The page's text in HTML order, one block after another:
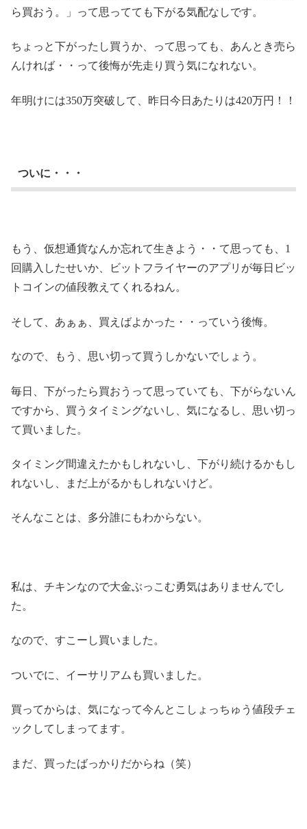
ら買おう。」って思ってても下がる気配なしです。
ちょっと下がったし買うか、って思っても、あんとき売ら
んければ・・って後悔が先走り買う気になれない。
年明けには350万突破して、昨日今日あたりは420万円！！
ついに・・・
もう、仮想通貨なんか忘れて生きよう・・て思っても、1
回購入したせいか、ビットフライヤーのアプリが毎日ビッ
トコインの値段教えてくれるねん。
そして、あぁぁ、買えばよかった・・っていう後悔。
なので、もう、思い切って買うしかないでしょう。
毎日、下がったら買おうって思っていても、下がらないん
ですから、買うタイミングないし、気になるし、思い切っ
て買いました。
タイミング間違えたかもしれないし、下がり続けるかもし
れないし、まだ上がるかもしれないけど。
そんなことは、多分誰にもわからない。
私は、チキンなので大金ぶっこむ勇気はありませんでし
た。
なので、すこーし買いました。
ついでに、イーサリアムも買いました。
買ってからは、気になって今んとこしょっちゅう値段チェ
ックしてしまってます。
まだ、買ったばっかりだからね（笑）